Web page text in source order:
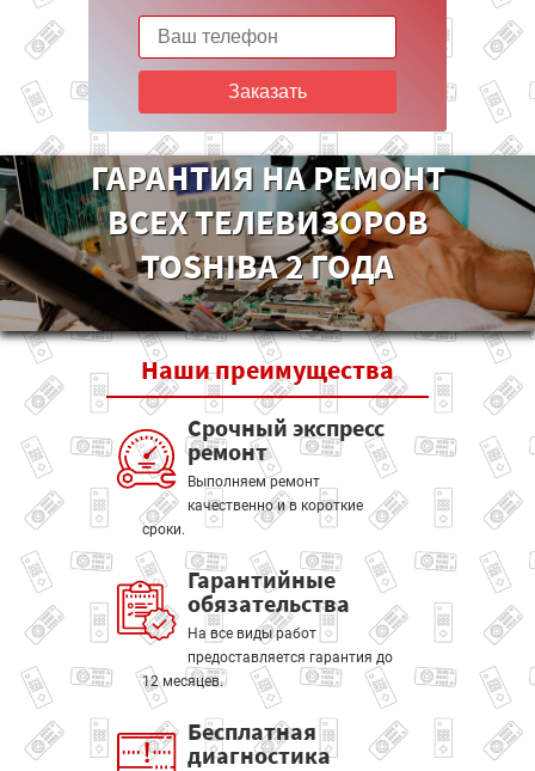
Заказать
ГАРАНТИЯ НА РЕМОНТ
ВСЕХ ТЕЛЕВИЗОРОВ
TOSHIBA 2 ГОДА
Нашипреимущества
Срочный экспресс
ремонт
Выполняем ремонт
качественно и в короткие
сроки.
Гарантийные
обязательства
На все виды работ
предоставляется гарантия до
12 месяцев.
Бесплатная
диагностика